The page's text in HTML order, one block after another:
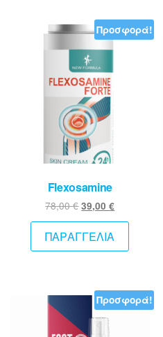
Προσφορά!
Flexosamine
78,00€Original
price
was:
78,00 €.
39,00€Η
τρέχουσα
είναι:
ΠΑΡΑΓΓΕΛΙΑ
Προσφορά!